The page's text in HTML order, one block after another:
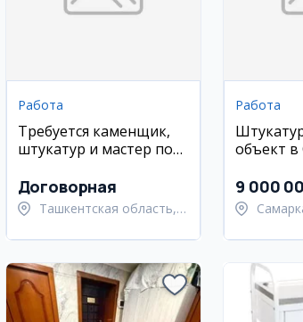
Работа
Требуется каменщик,
штукатур и мастер по
Договорная
Ташкентская область,
Работа
объект
9 000